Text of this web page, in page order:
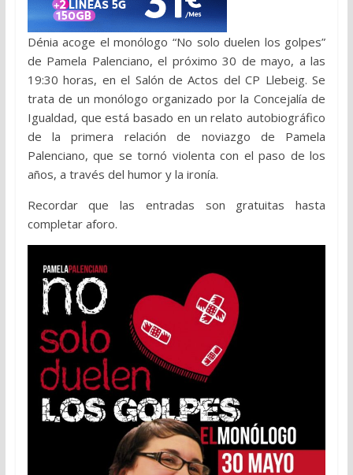
Dénia acoge el monólogo “No solo duelen los golpes”
de Pamela Palenciano, el próximo 30 de mayo, a las
19:30 horas, en el Salón de Actos del CP Llebeig. Se
trata de un monólogo organizado por la Concejalía de
Igualdad, que está basado en un relato autobiográfico
de la primera relación de noviazgo de Pamela
Palenciano, que se tornó violenta con el paso de los
años, a través del humor y la ironía.
Recordar que las entradas son gratuitas hasta
completar aforo.